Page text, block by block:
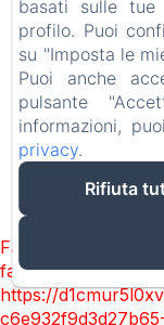
Failed to load
failed. (missing:
https://
basati sulle
profilo. Puoi
su "Imposta le
Puoi anche
pulsante
informazioni,
privacy.
Rifiuta